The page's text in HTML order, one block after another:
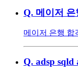
Q. 메이저 은
메이저 은행 합
Q. adsp sqld